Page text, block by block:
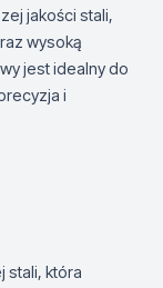
jakości stali,
wysoką
jest idealny do
i
stali, która